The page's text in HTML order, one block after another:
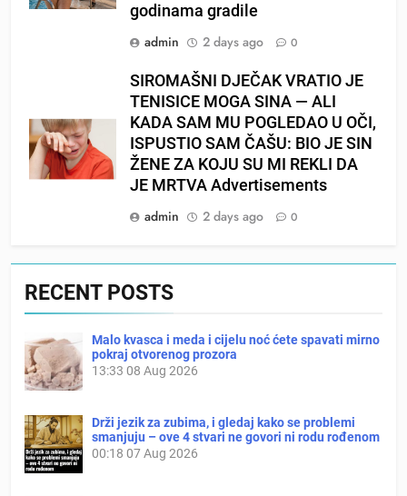
godinama gradile
admin
2 days ago 0
SIROMAŠNI DJEČAK VRATIO JE
TENISICE MOGA SINA — ALI
KADA SAM MU POGLEDAO U OČI,
ISPUSTIO SAM ČAŠU: BIO JE SIN
ŽENE ZA KOJU SU MI REKLI DA
JE MRTVA Advertisements
admin
2 days ago 0
RECENT POSTS
Malo kvasca i meda i cijelu noć ćete spavati mirno
pokraj otvorenog prozora
13:33 08 Aug 2026
Drži jezik za zubima, i gledaj kako se problemi
smanjuju – ove 4 stvari ne govori ni rodu rođenom
00:18 07 Aug 2026